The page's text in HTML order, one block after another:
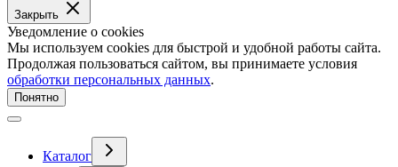
Закрыть
Уведомление о cookies
Мы используем cookies для быстрой и удобной работы сайта.
Продолжая пользоваться сайтом, вы принимаете условия
обработки персональных данных.
Понятно
Каталог